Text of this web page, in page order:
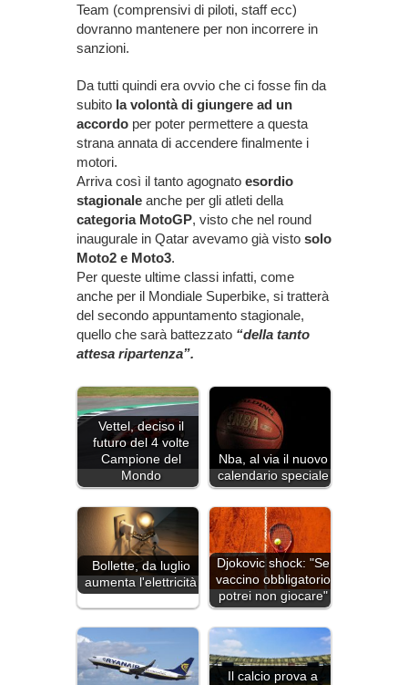
Team (comprensivi di piloti, staff ecc)
dovranno mantenere per non incorrere in
sanzioni.
Da tutti quindi era ovvio che ci fosse fin da
subito la volontà di giungere ad un
accordo per poter permettere a questa
strana annata di accendere finalmente i
motori.
Arriva così il tanto agognato esordio
stagionale anche per gli atleti della
categoria MotoGP, visto che nel round
inaugurale in Qatar avevamo già visto solo
Moto2 e Moto3.
Per queste ultime classi infatti, come
anche per il Mondiale Superbike, si tratterà
del secondo appuntamento stagionale,
quello che sarà battezzato “della tanto
attesa ripartenza”.
Vettel, deciso il
futuro del 4 volte
Campione del
Mondo
Nba, al via il nuovo
calendario speciale
Bollette, da luglio
aumenta l'elettricità
Djokovic shock: "Se
vaccino obbligatorio
potrei non giocare"
Il calcio prova a